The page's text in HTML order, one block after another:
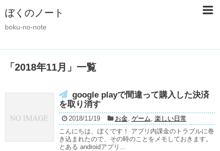
ぼくのノート
boku-no-note
「 2018年11月 」 一覧
google playで間違って購入した決済
を取り消す
2018/11/19 お金, ゲーム 楽しい日常
こんにちは、ぼくです！ アプリ内課金のトラブルに巻
き込まれたので、その時のことをメモしておきます。
とある androidアプリ...